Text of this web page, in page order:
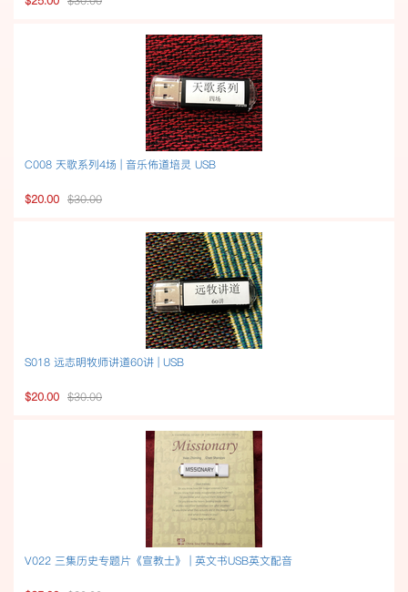
C008 天歌系列4场 | 音乐佈道培灵 USB
$20.00 $30.00
S018 远志明牧师讲道60讲 | USB
$20.00 $30.00
V022 三集历史专题片《宣教士》 | 英文书USB英文配音